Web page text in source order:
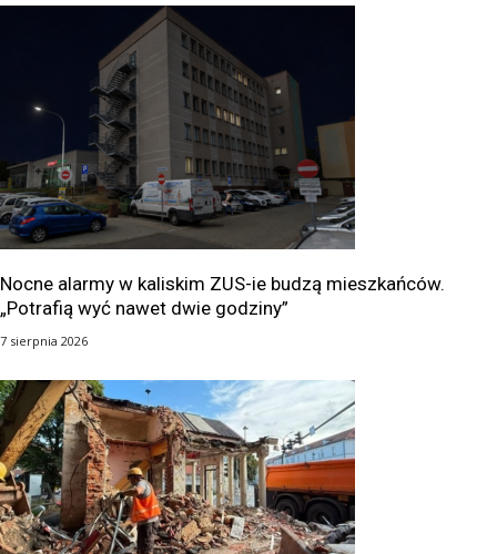
Nocne alarmy w kaliskim ZUS-ie budzą mieszkańców.
„Potrafią wyć nawet dwie godziny”
7 sierpnia 2026